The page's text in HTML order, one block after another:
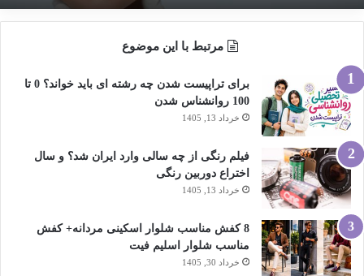
مرتبط با این موضوع
برای تراپیست شدن چه رشته ای باید خواند؟ 0 تا
100 روانشناس شدن
خرداد 13, 1405
فیلم رنگی از چه سالی وارد ایران شد؟ و سال
اختراع دوربین رنگی
خرداد 13, 1405
8 کفش مناسب شلوار اسکینی مردانه+ کفش
مناسب شلوار اسلیم فیت
خرداد 30, 1405